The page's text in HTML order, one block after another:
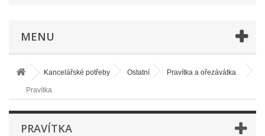
MENU
Kancelářské potřeby Ostatní Pravítka a ořezávátka
Pravítka
PRAVÍTKA